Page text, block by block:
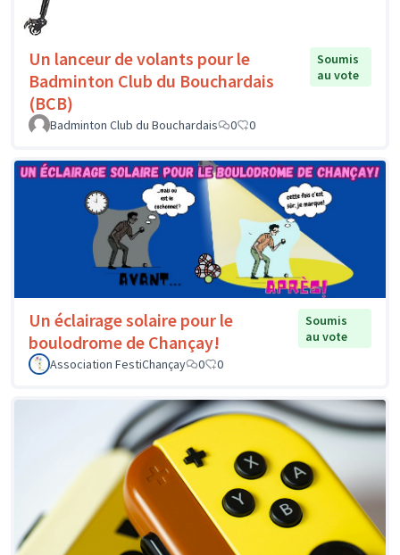
Un lanceur de volants pour le
Badminton Club du Bouchardais
(BCB)
Soumis
au vote
Badminton Club du Bouchardais 0 0
Un éclairage solaire pour le
boulodrome de Chançay!
Soumis
au vote
Association FestiChançay
0 0